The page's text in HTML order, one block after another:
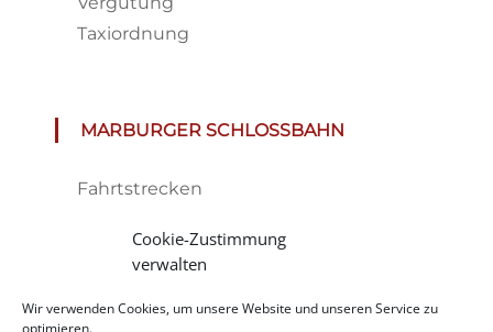
Cookie-Zustimmung
verwalten
Wir verwenden Cookies, um unsere Website und unseren Service zu
optimieren.
Taxiordnung
MARBURGER SCHLOSSBAHN
Fahrtstrecken
Tickets
Impressionen